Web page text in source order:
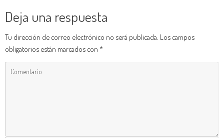
Deja una respuesta
Tu dirección de correo electrónico no será publicada. Los campos
obligatorios están marcados con *